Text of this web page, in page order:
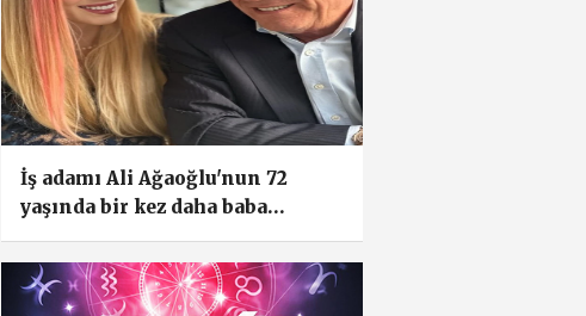
İş adamı Ali Ağaoğlu'nun 72
yaşında bir kez daha baba
olmaya...